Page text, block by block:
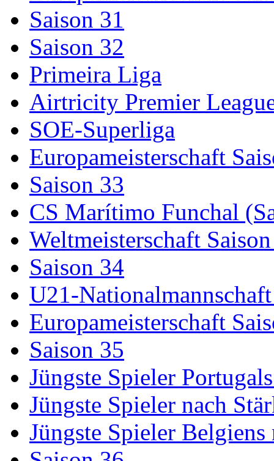
Saison 31
Saison 32
Primeira Liga
Airtricity Premier
SOE-Superliga
Europameisterschaft
Saison 33
CS Marítimo Funchal
Weltmeisterschaft
Saison 34
U21-
Europameisterschaft
Saison 35
Jüngste Spieler
Jüngste Spieler nach
Jüngste Spieler Belgiens